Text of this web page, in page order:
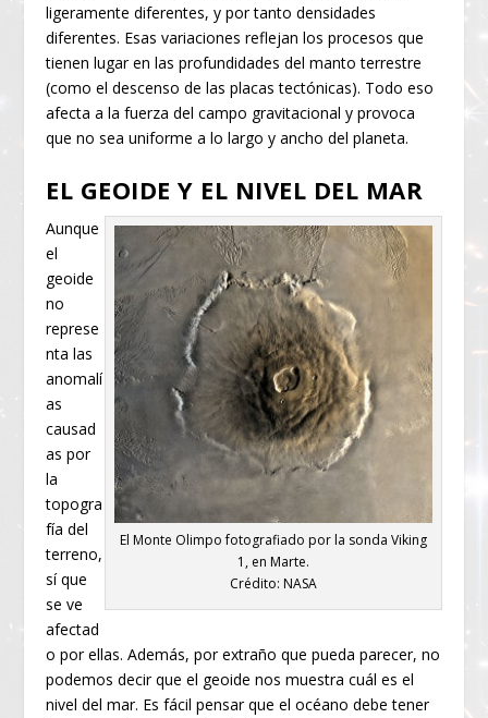
ligeramente diferentes, y por tanto densidades
diferentes. Esas variaciones reflejan los procesos que
tienen lugar en las profundidades del manto terrestre
(como el descenso de las placas tectónicas). Todo eso
afecta a la fuerza del campo gravitacional y provoca
que no sea uniforme a lo largo y ancho del planeta.
EL GEOIDE Y EL NIVEL DEL MAR
El Monte Olimpo fotografiado por la sonda Viking
1, en Marte.
Crédito: NASA
Aunque
el
geoide
no
represe
nta las
anomalí
as
causad
as por
la
topogra
fía del
terreno,
sí que
se ve
afectad
o por ellas. Además, por extraño que pueda parecer, no
podemos decir que el geoide nos muestra cuál es el
nivel del mar. Es fácil pensar que el océano debe tener